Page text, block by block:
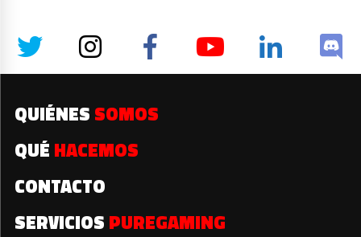
QUIÉNES SOMOS
QUÉ HACEMOS
CONTACTO
SERVICIOS PUREGAMING